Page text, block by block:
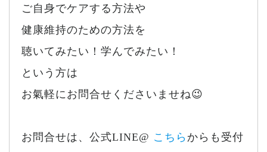
ご自身でケアする方法や
健康維持のための方法を
聴いてみたい！学んでみたい！
という方は
お氣軽にお問合せくださいませね😉
お問合せは、公式LINE@ こちら からも受付